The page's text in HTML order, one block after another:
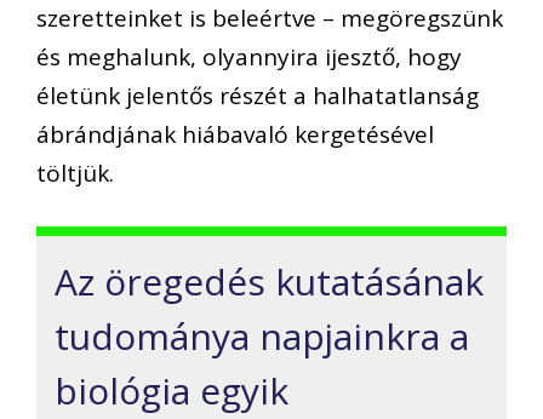
szeretteinket is beleértve – megöregszünk
és meghalunk, olyannyira ijesztő, hogy
életünk jelentős részét a halhatatlanság
ábrándjának hiábavaló kergetésével
töltjük.
Az öregedés kutatásának
tudománya napjainkra a
biológia egyik